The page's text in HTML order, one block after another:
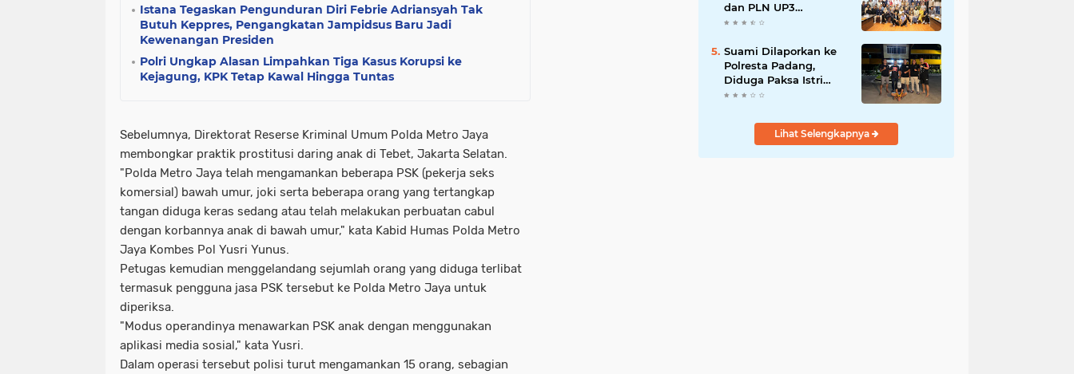
Istana Tegaskan Pengunduran Diri Febrie Adriansyah Tak
Butuh Keppres, Pengangkatan Jampidsus Baru Jadi
Kewenangan Presiden
Polri Ungkap Alasan Limpahkan Tiga Kasus Korupsi ke
Kejagung, KPK Tetap Kawal Hingga Tuntas
Sebelumnya, Direktorat Reserse Kriminal Umum Polda Metro Jaya
membongkar praktik prostitusi daring anak di Tebet, Jakarta Selatan.
"Polda Metro Jaya telah mengamankan beberapa PSK (pekerja seks
komersial) bawah umur, joki serta beberapa orang yang tertangkap
tangan diduga keras sedang atau telah melakukan perbuatan cabul
dengan korbannya anak di bawah umur," kata Kabid Humas Polda Metro
Jaya Kombes Pol Yusri Yunus.
Petugas kemudian menggelandang sejumlah orang yang diduga terlibat
termasuk pengguna jasa PSK tersebut ke Polda Metro Jaya untuk
diperiksa.
"Modus operandinya menawarkan PSK anak dengan menggunakan
aplikasi media sosial," kata Yusri.
Dalam operasi tersebut polisi turut mengamankan 15 orang, sebagian
dan PLN UP3
Tanjungpinang
Strategis
Suami Dilaporkan ke
Polresta Padang,
Diduga Paksa Istri
Layani Pria Lain
Lihat Selengkapnya